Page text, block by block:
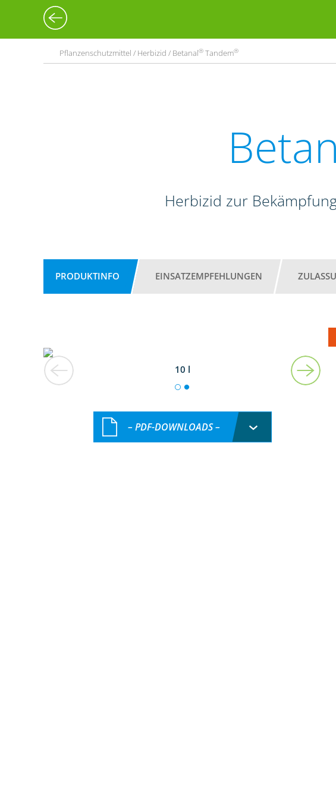
Pflanzenschutzmittel / Herbizid / Betanal® Tandem®
Herbizid zur
PRODUKTINFO EINSATZEMPFEHLUNGEN
10 l
– PDF-DOWNLOADS –